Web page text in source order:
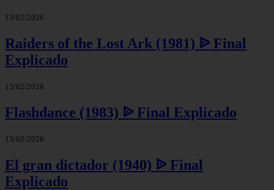
13/02/2026
Raiders of the Lost Ark (1981) ᐉ Final
Explicado
13/02/2026
Flashdance (1983) ᐉ Final Explicado
13/02/2026
El gran dictador (1940) ᐉ Final
Explicado